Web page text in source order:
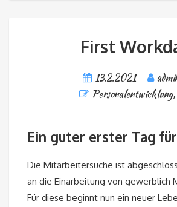
First
13.2.2021
Ein guter erster Tag
Die Mitarbeitersuche ist
an die Einarbeitung von gewerblich
Für diese beginnt nun ein neuer